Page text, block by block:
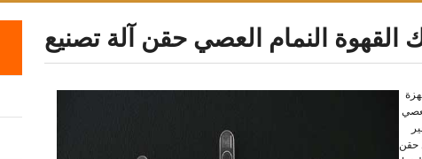
القهوة النمام العصي حقن آلة تصنيع
حقن